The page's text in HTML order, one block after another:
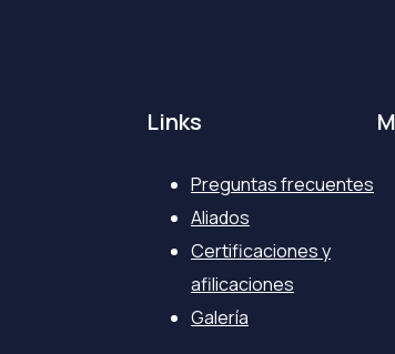
Links
Preguntas frecuentes
Aliados
Certificaciones y
afilicaciones
Galería